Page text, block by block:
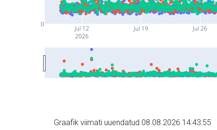
Jul 12
2026
Jul 19 Jul 26
0
Graafik viimati uuendatud 08.08.2026 14:43:55